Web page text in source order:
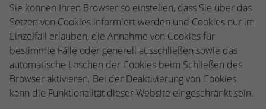
Sie können Ihren Browser so einstellen, dass Sie über das
Setzen von Cookies informiert werden und Cookies nur im
Einzelfall erlauben, die Annahme von Cookies für
bestimmte Fälle oder generell ausschließen sowie das
automatische Löschen der Cookies beim Schließen des
Browser aktivieren. Bei der Deaktivierung von Cookies
kann die Funktionalität dieser Website eingeschränkt sein.